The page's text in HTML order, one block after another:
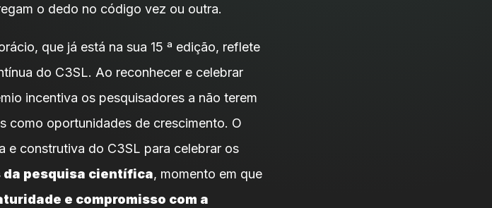
o dedo no código vez ou outra.
que já está na sua 15 ª edição, reflete
do C3SL. Ao reconhecer e celebrar
incentiva os pesquisadores a não terem
como oportunidades de crescimento. O
e construtiva do C3SL para celebrar os
da pesquisa científica, momento em que
e compromisso com a